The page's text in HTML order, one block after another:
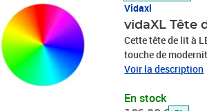
Vidaxl
vidaXL Tête
Cette tête de lit à
touche de
Tissu durable : le
colorées !Hauteur
Voir la description
En stock